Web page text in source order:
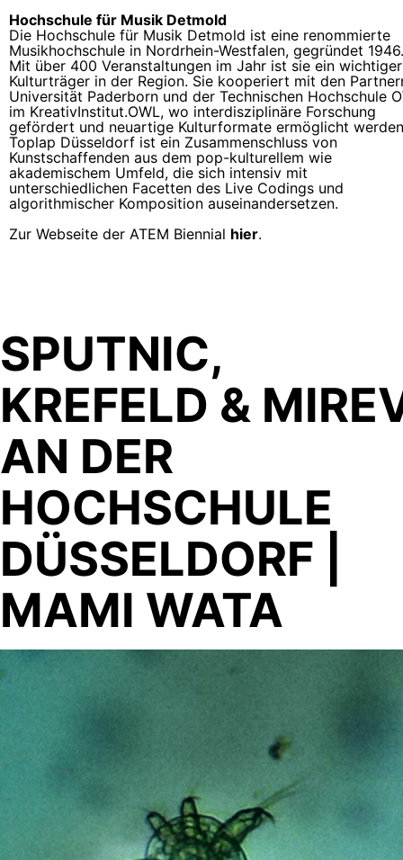
Hochschule für Musik Detmold
Die Hochschule für Musik Detmold ist eine renommierte
Musikhochschule in Nordrhein-Westfalen, gegründet 1946.
Mit über 400 Veranstaltungen im Jahr ist sie ein wichtiger
Kulturträger in der Region. Sie kooperiert mit den
Universität Paderborn und der Technischen Hochschule
im KreativInstitut.OWL, wo interdisziplinäre Forschung
gefördert und neuartige Kulturformate ermöglicht
Toplap Düsseldorf ist ein Zusammenschluss von
Kunstschaffenden aus dem pop-kulturellem wie
akademischem Umfeld, die sich intensiv mit
unterschiedlichen Facetten des Live Codings und
algorithmischer Komposition auseinandersetzen.
Zur Webseite der ATEM Biennial hier.
SPUTNIC,
KREFELD &
AN DER
HOCHSCHULE
DÜSSELDORF |
MAMI WATA